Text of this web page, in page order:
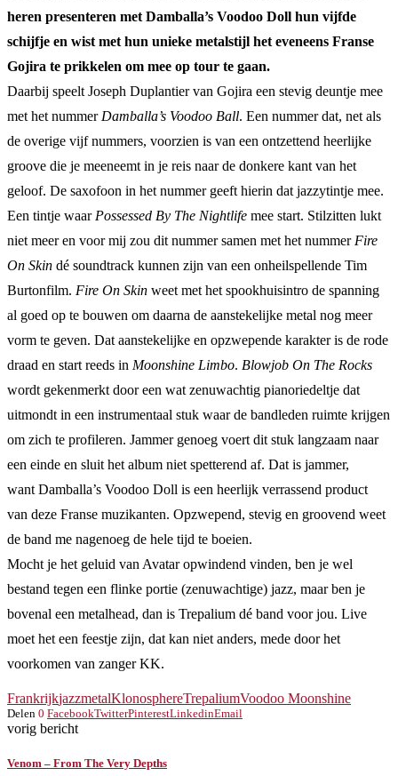
heren presenteren met Damballa’s Voodoo Doll hun vijfde
schijfje en wist met hun unieke metalstijl het eveneens Franse
Gojira te prikkelen om mee op tour te gaan.
Daarbij speelt Joseph Duplantier van Gojira een stevig deuntje mee
met het nummer Damballa’s Voodoo Ball. Een nummer dat, net als
de overige vijf nummers, voorzien is van een ontzettend heerlijke
groove die je meeneemt in je reis naar de donkere kant van het
geloof. De saxofoon in het nummer geeft hierin dat jazzytintje mee.
Een tintje waar Possessed By The Nightlife mee start. Stilzitten lukt
niet meer en voor mij zou dit nummer samen met het nummer Fire
On Skin dé soundtrack kunnen zijn van een onheilspellende Tim
Burtonfilm. Fire On Skin weet met het spookhuisintro de spanning
al goed op te bouwen om daarna de aanstekelijke metal nog meer
vorm te geven. Dat aanstekelijke en opzwepende karakter is de rode
draad en start reeds in Moonshine Limbo. Blowjob On The Rocks
wordt gekenmerkt door een wat zenuwachtig pianoriedeltje dat
uitmondt in een instrumentaal stuk waar de bandleden ruimte krijgen
om zich te profileren. Jammer genoeg voert dit stuk langzaam naar
een einde en sluit het album niet spetterend af. Dat is jammer,
want Damballa’s Voodoo Doll is een heerlijk verrassend product
van deze Franse muzikanten. Opzwepend, stevig en groovend weet
de band me nagenoeg de hele tijd te boeien.
Mocht je het geluid van Avatar opwindend vinden, ben je wel
bestand tegen een flinke portie (zenuwachtige) jazz, maar ben je
bovenal een metalhead, dan is Trepalium dé band voor jou. Live
moet het een feestje zijn, dat kan niet anders, mede door het
voorkomen van zanger KK.
FrankrijkjazzmetalKlonosphereTrepaliumVoodoo Moonshine
Delen 0 FacebookTwitterPinterestLinkedinEmail
vorig bericht
Venom – From The Very Depths